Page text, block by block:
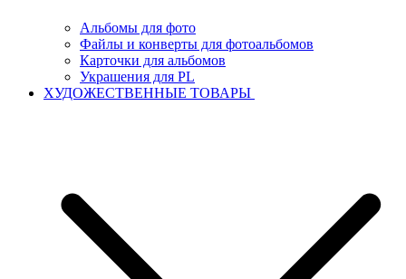
Альбомы для фото
Файлы и конверты для фотоальбомов
Карточки для альбомов
Украшения для PL
ХУДОЖЕСТВЕННЫЕ ТОВАРЫ